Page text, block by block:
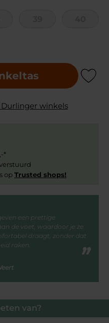
van?
Add to
winkels
*
op Trusted shops!
een prettige
de voet, waardoor je ze
draagt, zonder dat
raken.